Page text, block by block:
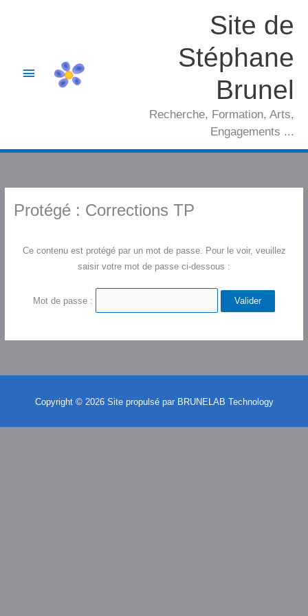
Site de
Stéphane
Brunel
Recherche, Formation, Arts,
Engagements ...
Menu
Protégé : Corrections TP
Ce contenu est protégé par un mot de passe. Pour le voir, veuillez
saisir votre mot de passe ci-dessous :
Mot de passe :
Copyright © 2026 Site propulsé par BRUNELAB Technology